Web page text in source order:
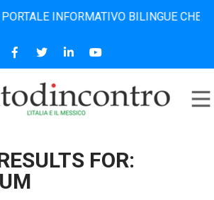
BILINGUE CHE DAL 2006
FOR: